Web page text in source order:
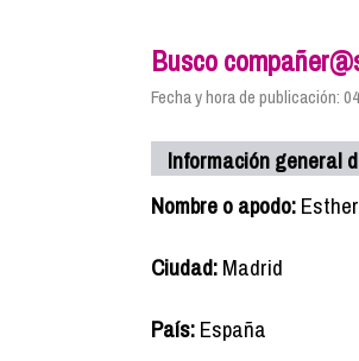
Busco
Fecha y hora de publicación:
Información general
Nombre o apodo:Esther
Ciudad:Madrid
País:España